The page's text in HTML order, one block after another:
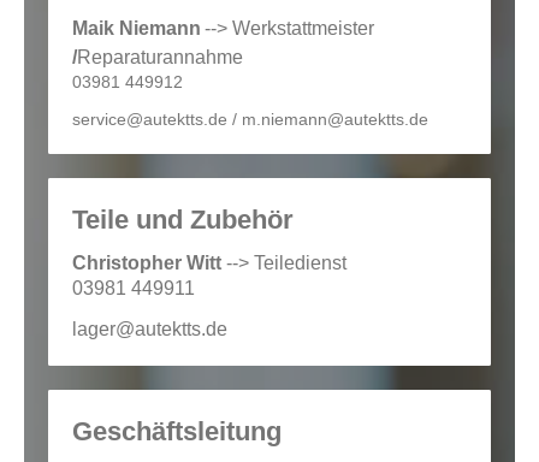
Maik Niemann --> Werkstattmeister
/Reparaturannahme
03981 449912
service@autektts.de / m.niemann@autektts.de
Teile und Zubehör
Christopher Witt --> Teiledienst
03981 449911
lager@autektts.de
Geschäftsleitung